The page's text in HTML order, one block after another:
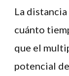
La
cuánto
que el
potencial